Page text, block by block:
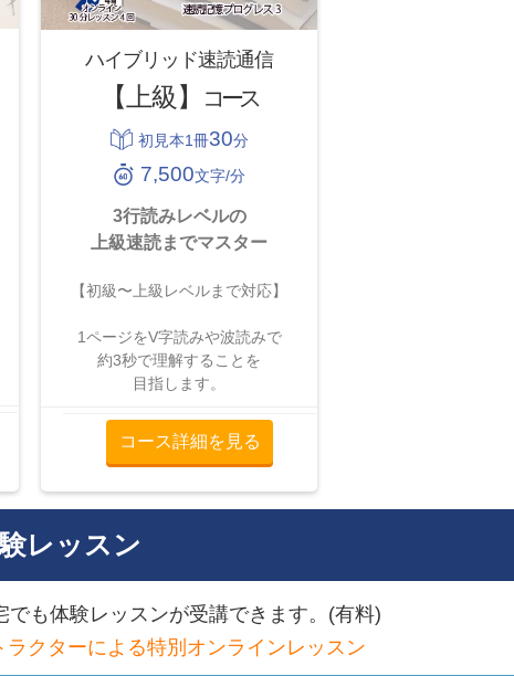
ハイブリッド速読通信
【上級】 コース
初見本1冊30分
7,500文字/分
3行読みレベルの
上級速読までマスター
【初級〜上級レベルまで対応】
1ページをV字読みや波読みで
約3秒で理解することを
目指します。
コース詳細を見る
レッスン
も体験レッスンが受講できます。(有料)
クターによる特別オンラインレッスン